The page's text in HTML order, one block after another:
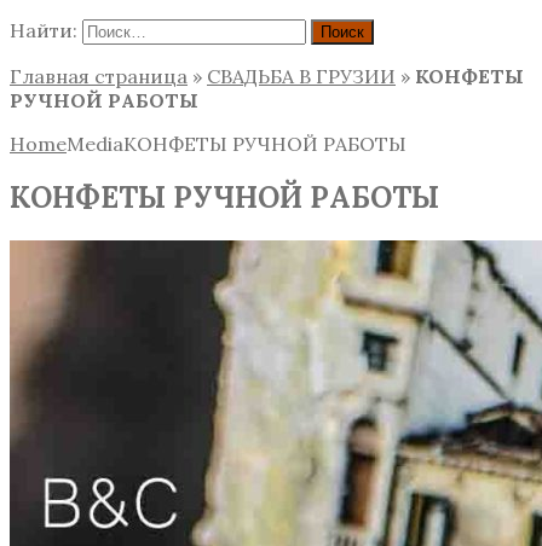
Найти:
Главная страница » СВАДЬБА В ГРУЗИИ » КОНФЕТЫ
РУЧНОЙ РАБОТЫ
HomeMediaКОНФЕТЫ РУЧНОЙ РАБОТЫ
КОНФЕТЫ РУЧНОЙ РАБОТЫ